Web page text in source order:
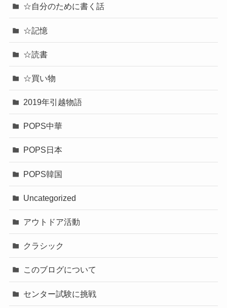
☆自分のために書く話
☆記憶
☆読書
☆買い物
2019年引越物語
POPS中華
POPS日本
POPS韓国
Uncategorized
アウトドア活動
クラシック
このブログについて
センター試験に挑戦